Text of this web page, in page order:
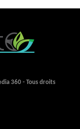
360 - Tous droits